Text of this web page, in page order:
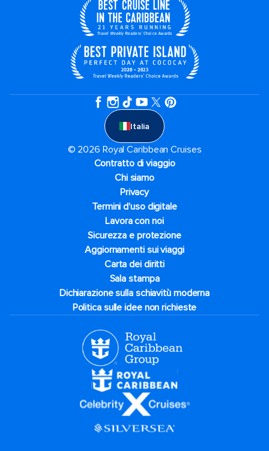
Italia
© 2026 Royal Caribbean Cruises
Contratto di viaggio
Chi siamo
Privacy
Termini d'uso digitale
Lavora con noi
Sicurezza e protezione
Aggiornamenti sui viaggi
Carta dei diritti
Sala stampa
Dichiarazione sulla schiavitù moderna
Politica sulle idee non richieste